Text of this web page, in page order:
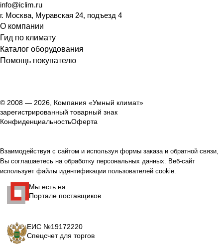
info@iclim.ru
г. Москва, Муравская 24, подъезд 4
О компании
Гид по климату
Каталог оборудования
Помощь покупателю
© 2008 — 2026, Компания «Умный климат»
зарегистрированный товарный знак
КонфиденциальностьОферта
Взаимодействуя с сайтом и используя формы заказа и обратной связи,
Вы соглашаетесь на обработку персональных данных. Веб-сайт
использует файлы идентификации пользователей cookie.
Мы есть на
Портале поставщиков
ЕИС №19172220
Спецсчет для торгов